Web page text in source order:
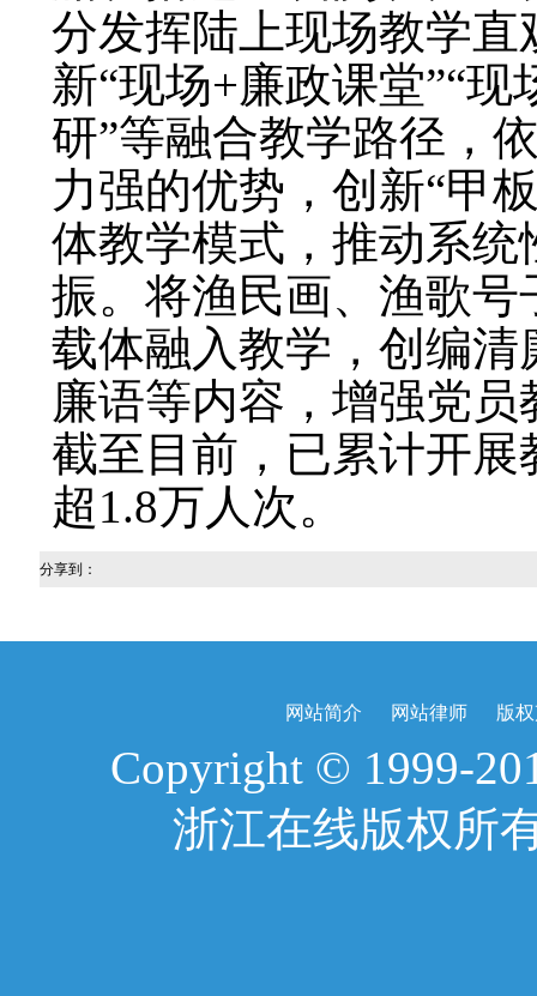
分发挥陆上现场教学
新“现场+廉政课堂”“
研”等融合教学路径，
力强的优势，创新“甲
体教学模式，推动系
振。将渔民画、渔歌
载体融入教学，创编
廉语等内容，增强党
截至目前，已累计开
超1.8万人次。
分享到：
网站简介 网站律师 版
Copyright © 1999-
浙江在线版权所